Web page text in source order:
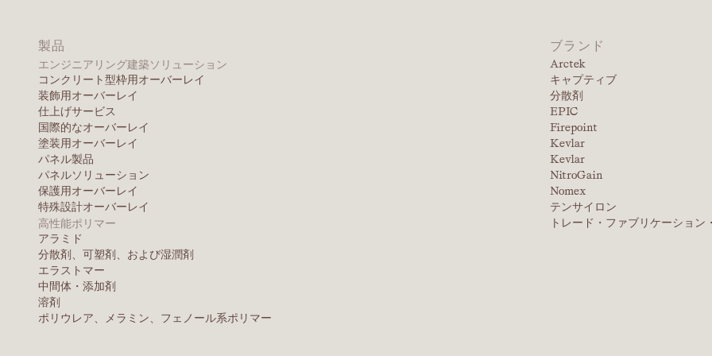
製品
エンジニアリング建築ソリューション
コンクリート型枠用オーバーレイ
装飾用オーバーレイ
仕上げサービス
国際的なオーバーレイ
塗装用オーバーレイ
パネル製品
パネルソリューション
保護用オーバーレイ
特殊設計オーバーレイ
高性能ポリマー
アラミド
分散剤、可塑剤、および湿潤剤
エラストマー
中間体・添加剤
溶剤
ポリウレア、メラミン、フェノール系ポリマー
ブランド
Arctek
キャプティブ
分散剤
EPIC
Firepoint
Kevlar
Kevlar
NitroGain
Nomex
テンサイロン
トレード・ファブリケーション